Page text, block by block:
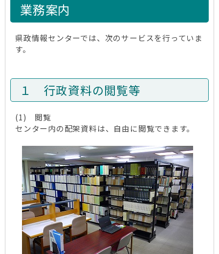
業務案内
県政情報センターでは、次のサービスを行っていま
す。
１ 行政資料の閲覧等
(1) 閲覧
センター内の配架資料は、自由に閲覧できます。